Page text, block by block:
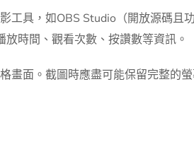
工具，如OBS Studio（開放源碼且
時間、觀看次數、按讚數等資訊。
畫面。截圖時應盡可能保留完整的